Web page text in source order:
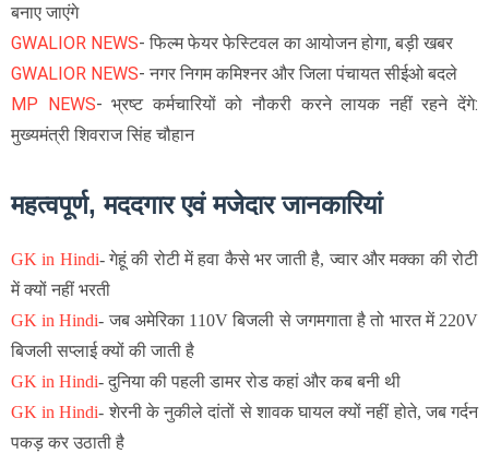
बनाए जाएंगे
GWALIOR NEWS- फिल्म फेयर फेस्टिवल का आयोजन होगा, बड़ी खबर
GWALIOR NEWS- नगर निगम कमिश्नर और जिला पंचायत सीईओ बदले
MP NEWS- भ्रष्ट कर्मचारियों को नौकरी करने लायक नहीं रहने देंगे:
मुख्यमंत्री शिवराज सिंह चौहान
महत्वपूर्ण, मददगार एवं मजेदार जानकारियां
GK in Hindi- गेहूं की रोटी में हवा कैसे भर जाती है, ज्वार और मक्का की रोटी
में क्यों नहीं भरती
GK in Hindi- जब अमेरिका 110V बिजली से जगमगाता है तो भारत में 220V
बिजली सप्लाई क्यों की जाती है
GK in Hindi- दुनिया की पहली डामर रोड कहां और कब बनी थी
GK in Hindi- शेरनी के नुकीले दांतों से शावक घायल क्यों नहीं होते, जब गर्दन
पकड़ कर उठाती है